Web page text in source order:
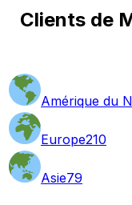
Clients de
Amérique du
Europe210
Asie79